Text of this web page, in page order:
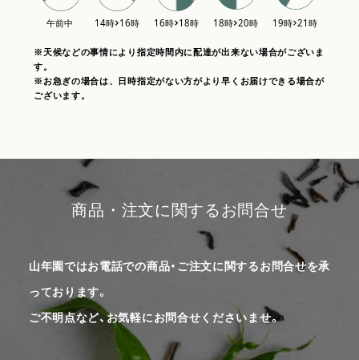
※天候などの事情により指定時間内に配達が出来ない場合がございま
す。
※お急ぎの場合は、日時指定がない方がより早くお届けできる場合が
ございます。
商品・注文に関するお問合せ
山年園ではお電話での商品・ご注文に関するお問合せを承
っております。
ご不明点など、お気軽にお問合せくださいませ。